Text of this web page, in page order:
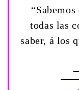
todas las
saber, á los